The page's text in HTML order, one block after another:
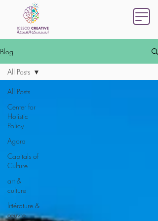
Blog
All Posts
Center for
Holistic
Policy
Agora
Capitals of
Culture
art &
culture
littérature &
œuvre
All Posts